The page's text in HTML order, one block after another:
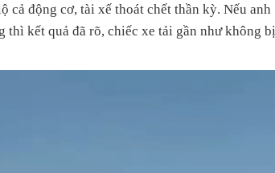
cả động cơ, tài xế thoát chết thần kỳ. Nếu anh
kết quả đã rõ, chiếc xe tải gần như không bị